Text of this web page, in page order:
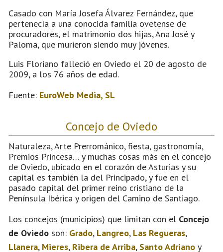
Casado con María Josefa Álvarez Fernández, que
pertenecía a una conocida familia ovetense de
procuradores, el matrimonio dos hijas, Ana José y
Paloma, que murieron siendo muy jóvenes.
Luis Floriano falleció en Oviedo el 20 de agosto de
2009, a los 76 años de edad.
Fuente: EuroWeb Media, SL
Concejo de Oviedo
Naturaleza, Arte Prerrománico, fiesta, gastronomía,
Premios Princesa… y muchas cosas más en el concejo
de Oviedo, ubicado en el corazón de Asturias y su
capital es también la del Principado, y fue en el
pasado capital del primer reino cristiano de la
Península Ibérica y origen del Camino de Santiago.
Los concejos (municipios) que limitan con el Concejo
de Oviedo son: Grado, Langreo, Las Regueras,
Llanera, Mieres, Ribera de Arriba, Santo Adriano y